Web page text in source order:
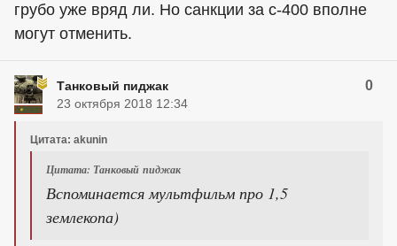
грубо уже вряд ли. Но санкции за с-400 вполне
могут отменить.
Танковый пиджак 0
23 октября 2018 12:34
Цитата: akunin
Цитата: Танковый пиджак
Вспоминается мультфильм про 1,5
землекопа)